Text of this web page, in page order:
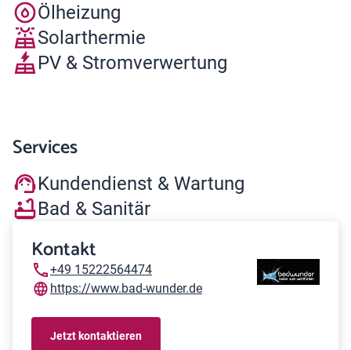
Ölheizung
Solarthermie
PV & Stromverwertung
Services
Kundendienst & Wartung
Bad & Sanitär
Kontakt
+49 15222564474
https://www.bad-wunder.de
Jetzt kontaktieren